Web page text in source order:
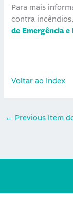
Para mais
contra
de Emergência
Voltar ao Index
← Previous Item